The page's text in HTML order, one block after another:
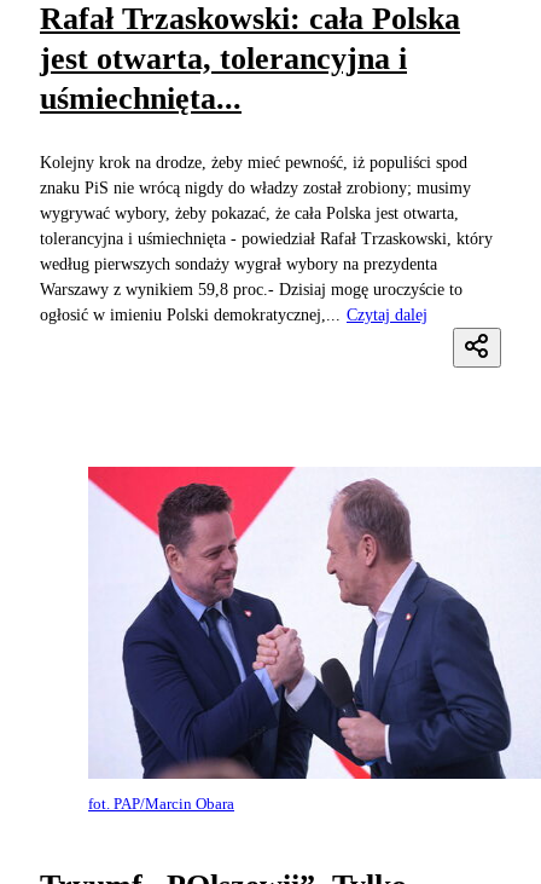
Rafał Trzaskowski: cała Polska
jest otwarta, tolerancyjna i
uśmiechnięta...
Kolejny krok na drodze, żeby mieć pewność, iż populiści spod
znaku PiS nie wrócą nigdy do władzy został zrobiony; musimy
wygrywać wybory, żeby pokazać, że cała Polska jest otwarta,
tolerancyjna i uśmiechnięta - powiedział Rafał Trzaskowski, który
według pierwszych sondaży wygrał wybory na prezydenta
Warszawy z wynikiem 59,8 proc.- Dzisiaj mogę uroczyście to
ogłosić w imieniu Polski demokratycznej,...
Czytaj dalej
fot. PAP/Marcin Obara